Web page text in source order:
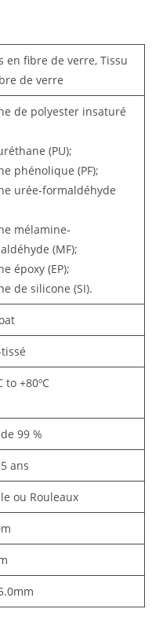
en fibre de verre, Tissu
de verre
de polyester insaturé
(PU);
phénolique (PF);
urée-formaldéhyde
mélamine-
(MF);
époxy (EP);
de silicone (SI).
to +80ºC
99 %
ans
ou Rouleaux